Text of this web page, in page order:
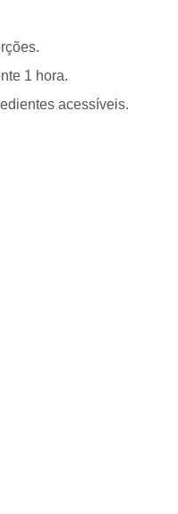
1 hora.
acessíveis.